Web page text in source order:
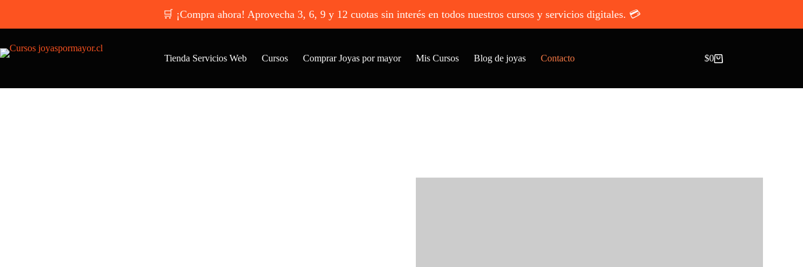
🛒 ¡Compra ahora! Aprovecha 3, 6, 9 y 12 cuotas sin interés en todos nuestros cursos y servicios digitales. 💳
Tienda Servicios Web Cursos Comprar Joyas por mayor Mis Cursos Blog de joyas Contacto $0